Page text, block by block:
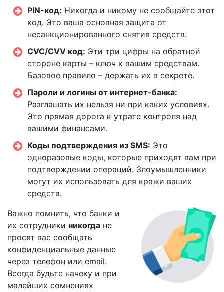
PIN-код: Никогда и никому не сообщайте этот
код. Это ваша основная защита от
несанкционированного снятия средств.
CVC/CVV код: Эти три цифры на обратной
стороне карты – ключ к вашим средствам.
Базовое правило – держать их в секрете.
Пароли и логины от интернет-банка:
Разглашать их нельзя ни при каких условиях.
Это прямая дорога к утрате контроля над
вашими финансами.
Коды подтверждения из SMS: Это
одноразовые коды, которые приходят вам при
подтверждении операций. Злоумышленники
могут их использовать для кражи ваших
средств.
Важно помнить, что банки и
их сотрудники никогда не
просят вас сообщать
конфиденциальные данные
через телефон или email.
Всегда будьте начеку и при
малейших сомнениях